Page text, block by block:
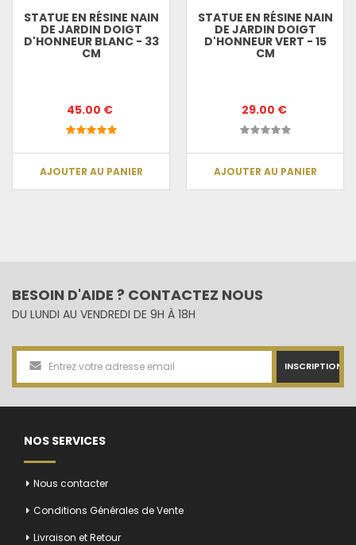
STATUE EN RÉSINE NAIN
DE JARDIN DOIGT
D'HONNEUR BLANC - 33
CM
45.00 €
AJOUTER AU PANIER
STATUE EN RÉSINE NAIN
DE JARDIN DOIGT
D'HONNEUR VERT - 15
CM
29.00 €
AJOUTER AU PANIER
BESOIN D'AIDE ? CONTACTEZ NOUS
DU LUNDI AU VENDREDI DE 9H À 18H
INSCRIPTION
NOS SERVICES
Nous contacter
Conditions Générales de Vente
Livraison et Retour